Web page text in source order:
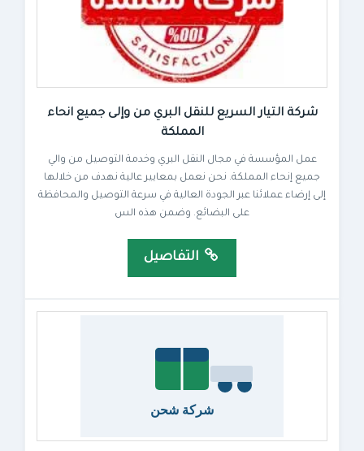
شركة التيار السريع للنقل البري من وإلى جميع انحاء
المملكة
عمل المؤسسة في مجال النقل البري وخدمة التوصيل من والي
جميع إنحاء المملكة. نحن نعمل بمعايير عالية نهدف من خلالها
إلى إرضاء عملائنا عبر الجودة العالية في سرعة التوصيل والمحافظة
على البضائع. وضمن هذه الس
التفاصيل